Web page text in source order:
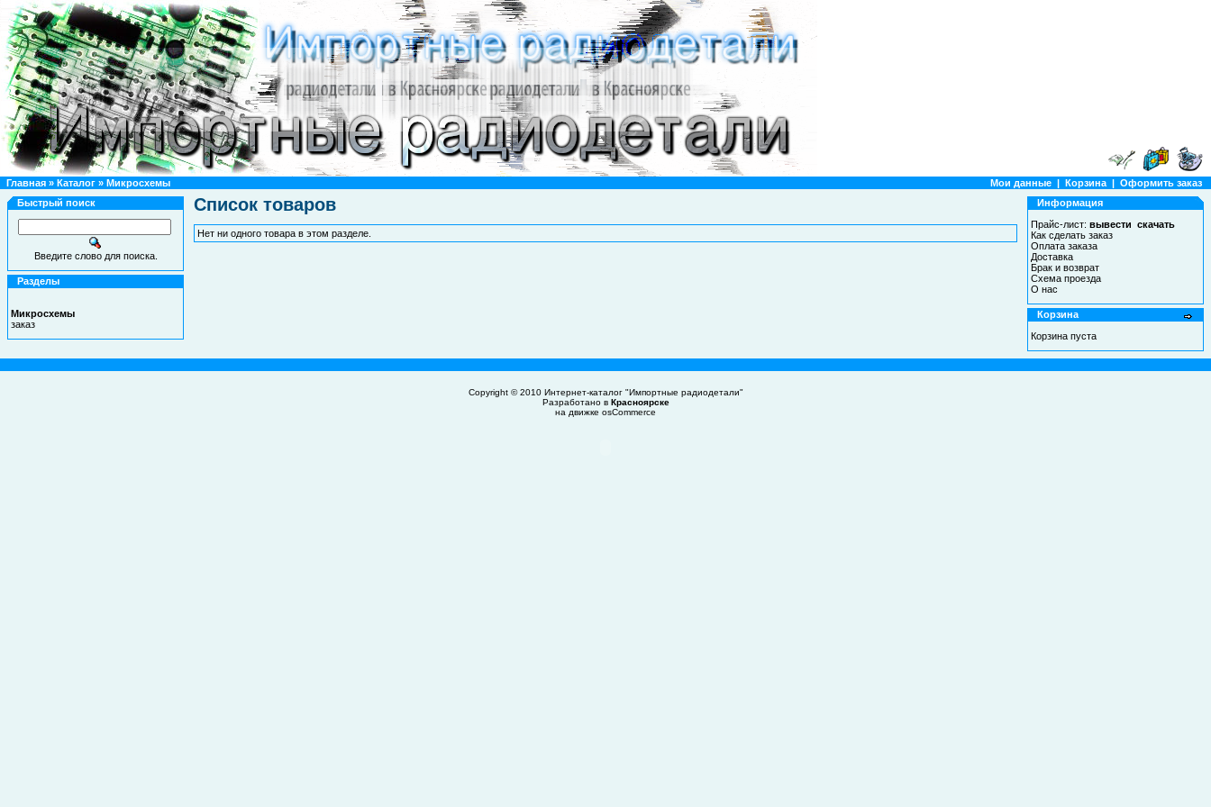
Главная » Каталог » Микросхемы Мои данные | Корзина | Оформить заказ
Быстрый поиск
Введите слово для поиска.
Разделы
Микросхемы
заказ
Список товаров
Нет ни одного товара в этом разделе.
Информация
Прайс-лист: вывести скачать
Как сделать заказ
Оплата заказа
Доставка
Брак и возврат
Схема проезда
О нас
Корзина
Корзина пуста
Copyright © 2010 Интернет-каталог "Импортные радиодетали"
Разработано в Красноярске
на движке osCommerce